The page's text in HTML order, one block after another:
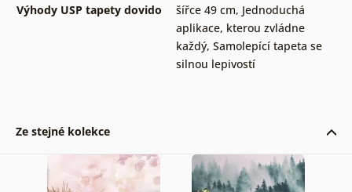
Výhody USP tapety dovido
šířce 49 cm, Jednoduchá
aplikace, kterou zvládne
každý, Samolepící tapeta se
silnou lepivostí
Ze stejné kolekce